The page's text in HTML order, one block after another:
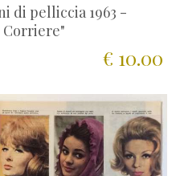
di pelliccia 1963 -
Corriere"
€ 10.00